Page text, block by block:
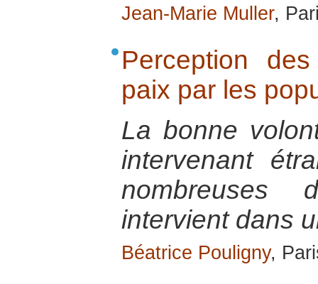
Jean-Marie Muller,
Perception
paix par les
La bonne
intervenant
nombreuses
intervient dans
Béatrice Pouligny,